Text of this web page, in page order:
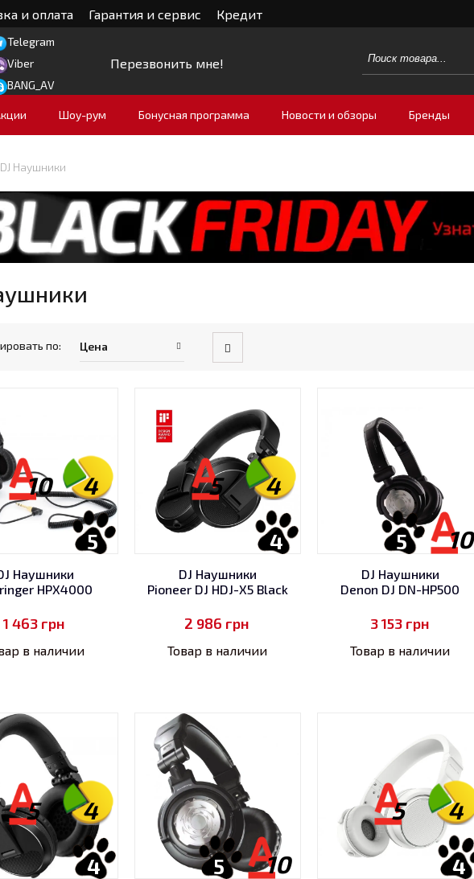
и оплата Гарантия и сервис Кредит
Telegram
Viber
BANG_AV
Перезвонить мне!
Шоу-рум Бонусная программа Новости и обзоры Бренды
DJ Наушники
по: Цена
4
10
5
Наушники
HPX4000
1 463 грн
в наличии
4
5
4
DJ Наушники
Pioneer DJ HDJ-X5 Black
2 986 грн
Товар в наличии
10
5
DJ Наушники
Denon DJ DN-HP500
3 153 грн
Товар в наличии
4
5
4 10
5
4
5
4